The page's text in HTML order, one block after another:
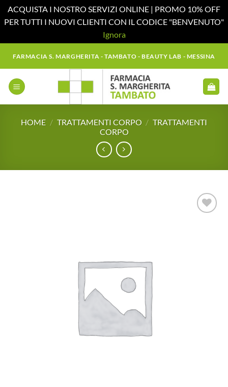
ACQUISTA I NOSTRO SERVIZI ONLINE | PROMO 10% OFF
PER TUTTI I NUOVI CLIENTI CON IL CODICE "BENVENUTO"
Ignora
FARMACIA S. MARGHERITA - TAMBATO - BEAUTY LAB - MESSINA
HOME / TRATTAMENTI CORPO / TRATTAMENTI
CORPO